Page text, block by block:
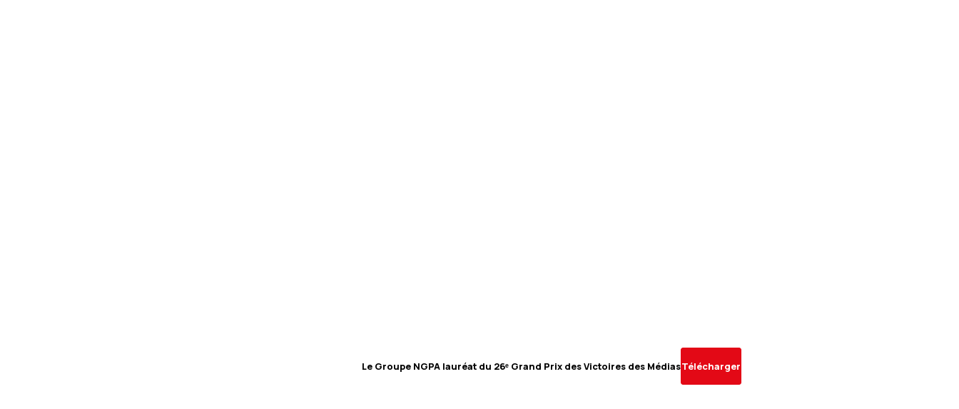
Le Groupe NGPA lauréat du 26ᵉ Grand Prix des Victoires des MédiasTélécharger